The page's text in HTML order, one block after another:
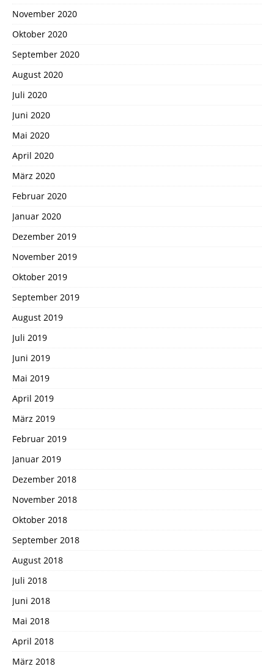
November 2020
Oktober 2020
September 2020
August 2020
Juli 2020
Juni 2020
Mai 2020
April 2020
März 2020
Februar 2020
Januar 2020
Dezember 2019
November 2019
Oktober 2019
September 2019
August 2019
Juli 2019
Juni 2019
Mai 2019
April 2019
März 2019
Februar 2019
Januar 2019
Dezember 2018
November 2018
Oktober 2018
September 2018
August 2018
Juli 2018
Juni 2018
Mai 2018
April 2018
März 2018